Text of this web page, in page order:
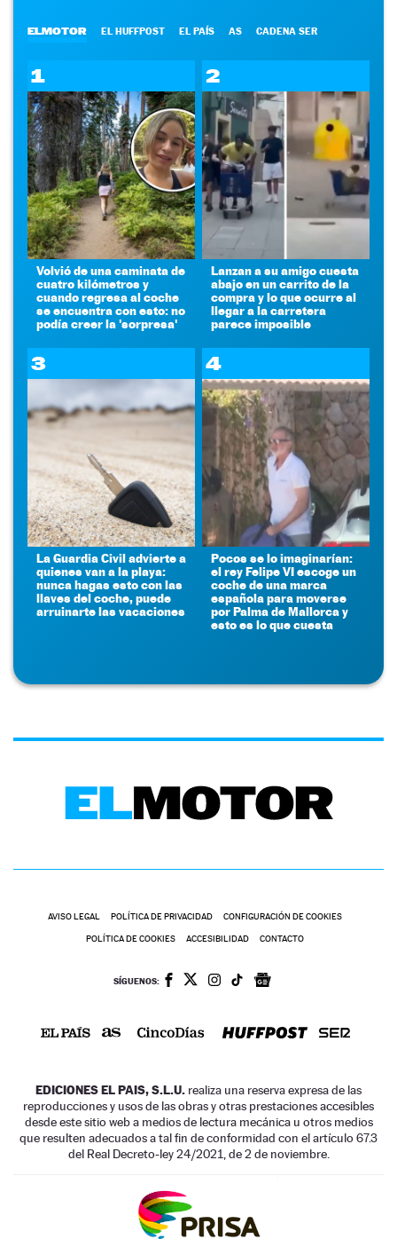
ELMOTOR EL HUFFPOST EL PAÍS AS CADENA SER
1
Volvió de una caminata de
cuatro kilómetros y
cuando regresa al coche
se encuentra con esto: no
podía creer la 'sorpresa'
2
Lanzan a su amigo cuesta
abajo en un carrito de la
compra y lo que ocurre al
llegar a la carretera
parece imposible
3
La Guardia Civil advierte a
quienes van a la playa:
nunca hagas esto con las
llaves del coche, puede
arruinarte las vacaciones
4
Pocos se lo imaginarían:
el rey Felipe VI escoge un
coche de una marca
española para moverse
por Palma de Mallorca y
esto es lo que cuesta
AVISO LEGAL POLÍTICA DE PRIVACIDAD CONFIGURACIÓN DE COOKIES
POLÍTICA DE COOKIES ACCESIBILIDAD CONTACTO
SÍGUENOS:
EDICIONES EL PAIS, S.L.U. realiza una reserva expresa de las
reproducciones y usos de las obras y otras prestaciones accesibles
desde este sitio web a medios de lectura mecánica u otros medios
que resulten adecuados a tal fin de conformidad con el artículo 67.3
del Real Decreto-ley 24/2021, de 2 de noviembre.